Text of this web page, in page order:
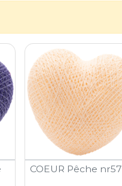
COEUR Pêche nr57